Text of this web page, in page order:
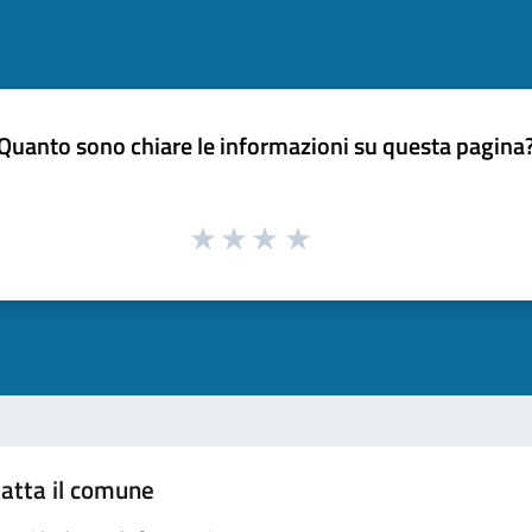
sono chiare le informazioni su questa
il comune